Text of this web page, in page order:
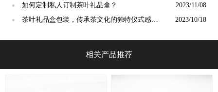
● 如何定制私人订制茶叶礼品盒？ 2023/11/08
●
茶叶礼品盒包装，传承茶文化的独特仪式感，
2023/10/18
相关产品推荐